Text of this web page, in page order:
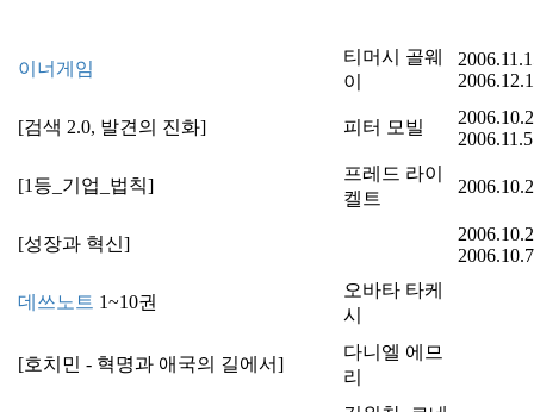
이너게임
티머시 골웨
이
[검색 2.0, 발견의 진화] 피터 모빌
2006.11.5
[1등_기업_법칙]
프레드 라이
켈트
[성장과 혁신]
2006.10.7
데쓰노트 1~10권
오바타 타케
시
[호치민 - 혁명과 애국의 길에서]
다니엘 에므
리